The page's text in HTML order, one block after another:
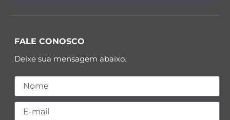
FALE CONOSCO
Deixe sua mensagem abaixo.